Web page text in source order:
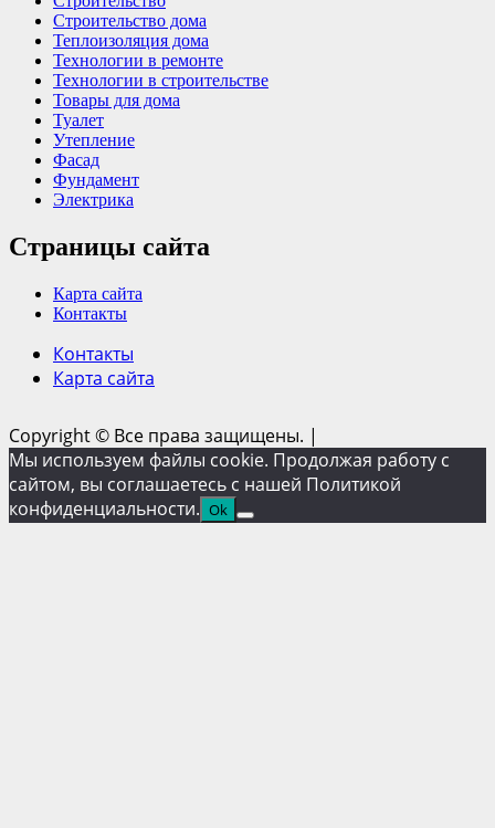
Строительство дома
Теплоизоляция дома
Технологии в ремонте
Технологии в строительстве
Товары для дома
Туалет
Утепление
Фасад
Фундамент
Электрика
Страницы сайта
Карта сайта
Контакты
Контакты
Карта сайта
Copyright © Все права защищены. |
Мы используем файлы cookie. Продолжая работу с
сайтом, вы соглашаетесь с нашей Политикой
конфиденциальности. Ok